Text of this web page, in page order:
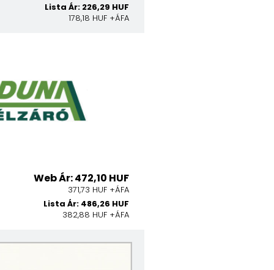
Lista Ár: 226,29 HUF
178,18 HUF +ÁFA
Web Ár: 472,10 HUF
371,73 HUF +ÁFA
Lista Ár: 486,26 HUF
382,88 HUF +ÁFA